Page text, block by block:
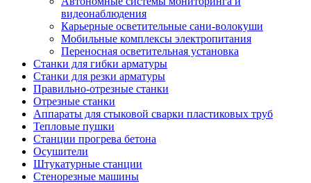
видеонаблюдения
Карьерные осветительные сани-волокуши
Мобильные комплексы электропитания
Переносная осветительная установка
Станки для гибки арматуры
Станки для резки арматуры
Правильно-отрезные станки
Отрезные станки
Аппараты для стыковой сварки пластиковых труб
Тепловые пушки
Станции прогрева бетона
Осушители
Штукатурные станции
Стенорезные машины